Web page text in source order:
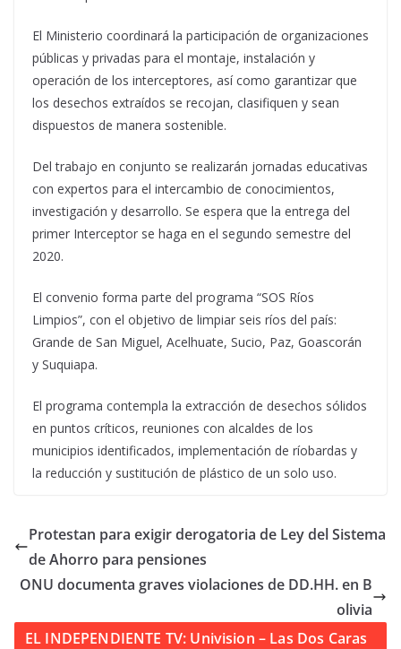
El Ministerio coordinará la participación de organizaciones
públicas y privadas para el montaje, instalación y
operación de los interceptores, así como garantizar que
los desechos extraídos se recojan, clasifiquen y sean
dispuestos de manera sostenible.
Del trabajo en conjunto se realizarán jornadas educativas
con expertos para el intercambio de conocimientos,
investigación y desarrollo. Se espera que la entrega del
primer Interceptor se haga en el segundo semestre del
2020.
El convenio forma parte del programa “SOS Ríos
Limpios”, con el objetivo de limpiar seis ríos del país:
Grande de San Miguel, Acelhuate, Sucio, Paz, Goascorán
y Suquiapa.
El programa contempla la extracción de desechos sólidos
en puntos críticos, reuniones con alcaldes de los
municipios identificados, implementación de ríobardas y
la reducción y sustitución de plástico de un solo uso.
Protestan para exigir derogatoria de Ley del Sistema
de Ahorro para pensiones
ONU documenta graves violaciones de DD.HH. en B
olivia
EL INDEPENDIENTE TV: Univision – Las Dos Caras